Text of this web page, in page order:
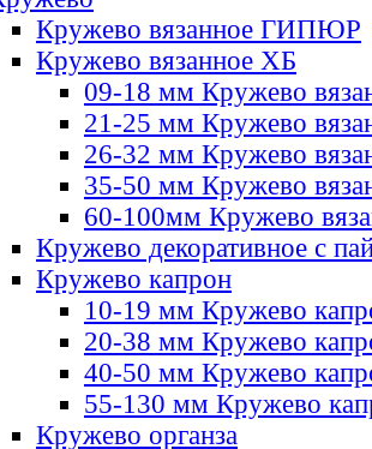
Кружево вязанное ГИПЮР
Кружево вязанное ХБ
09-18 мм Кружево
21-25 мм Кружево
26-32 мм Кружево
35-50 мм Кружево
60-100мм Кружево
Кружево декоративное с
Кружево капрон
10-19 мм Кружево
20-38 мм Кружево
40-50 мм Кружево
55-130 мм Кружево
Кружево органза